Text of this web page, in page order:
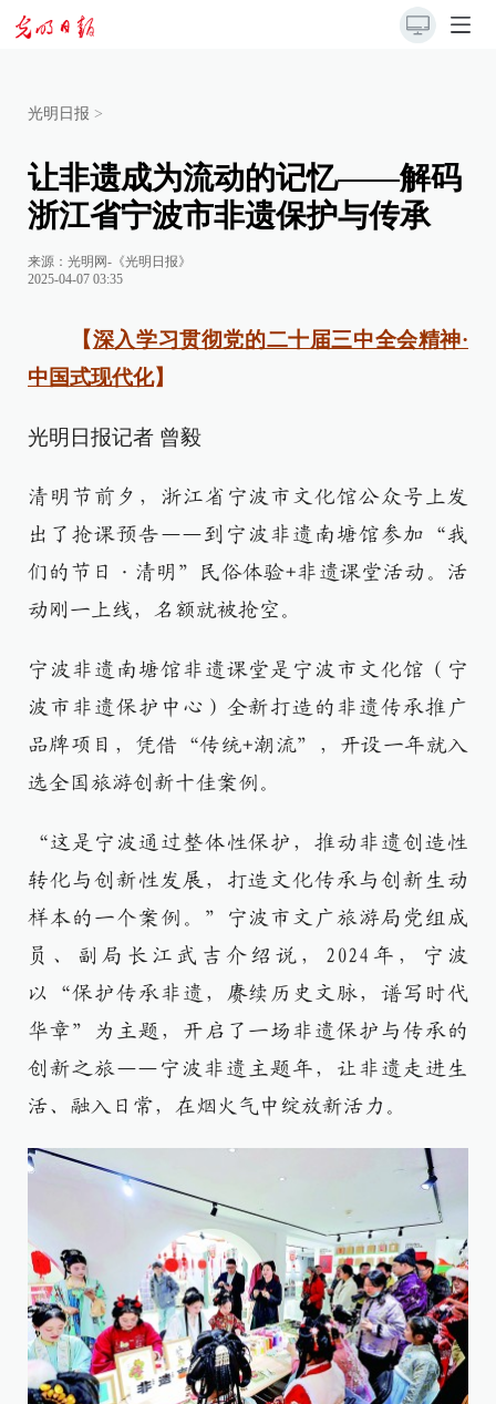
光明日报 >
让非遗成为流动的记忆——解码
浙江省宁波市非遗保护与传承
来源： 光明网-《光明日报》
2025-04-07 03:35
【深入学习贯彻党的二十届三中全会精神·
中国式现代化】
光明日报记者 曾毅
清明节前夕，浙江省宁波市文化馆公众号上发
出了抢课预告——到宁波非遗南塘馆参加“我
们的节日·清明”民俗体验+非遗课堂活动。活
动刚一上线，名额就被抢空。
宁波非遗南塘馆非遗课堂是宁波市文化馆（宁
波市非遗保护中心）全新打造的非遗传承推广
品牌项目，凭借“传统+潮流”，开设一年就入
选全国旅游创新十佳案例。
“这是宁波通过整体性保护，推动非遗创造性
转化与创新性发展，打造文化传承与创新生动
样本的一个案例。”宁波市文广旅游局党组成
员、副局长江武吉介绍说，2024年，宁波
以“保护传承非遗，赓续历史文脉，谱写时代
华章”为主题，开启了一场非遗保护与传承的
创新之旅——宁波非遗主题年，让非遗走进生
活、融入日常，在烟火气中绽放新活力。